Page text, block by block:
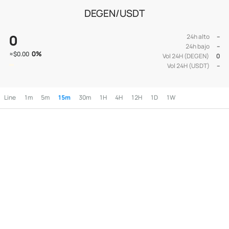
DEGEN/USDT
0
≈$0.00 0%
24h alto
--
24h bajo
--
Vol 24H (DEGEN)
0
Vol 24H (USDT)
--
Line 1m 5m 15m 30m 1H 4H 12H 1D 1W